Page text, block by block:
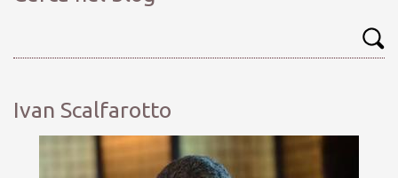
Ivan Scalfarotto